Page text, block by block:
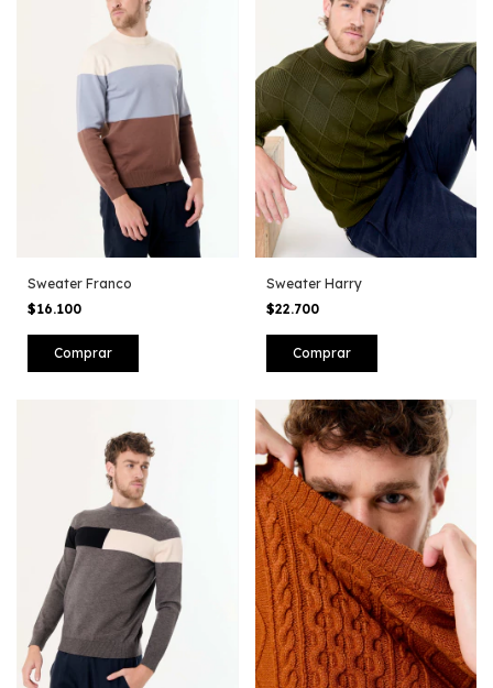
Sweater Franco
$16.100
Comprar
Sweater Harry
$22.700
Comprar